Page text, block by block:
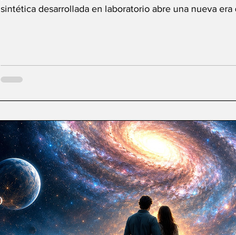
sintética desarrollada en laboratorio abre una nueva era